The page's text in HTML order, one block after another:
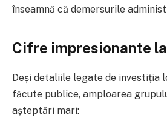
înseamnă că demersurile
Cifre impresionante
Deși detaliile legate de investiția
făcute publice, amploarea
așteptări mari: